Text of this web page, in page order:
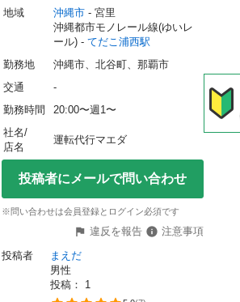
地域
沖縄市 - 宮里
沖縄都市モノレール線(ゆいレ
ール) - てだこ浦西駅
勤務地
沖縄市、北谷町、那覇市
交通
-
勤務時間
20:00〜週1〜
社名/
店名
運転代行マエダ
投稿者にメールで問い合わせ
※問い合わせは会員登録とログイン必須です
違反を報告
注意事項
投稿者
まえだ
男性
投稿： 1